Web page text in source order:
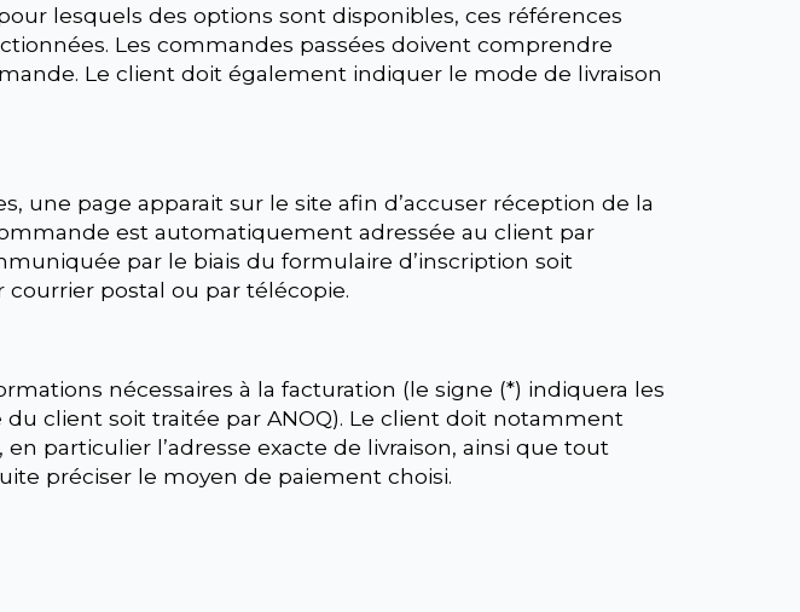
lesquels des options sont disponibles, ces références
Les commandes passées doivent comprendre
Le client doit également indiquer le mode de livraison
une page apparait sur le site afin d’accuser réception de la
est automatiquement adressée au client par
par le biais du formulaire d’inscription soit
postal ou par télécopie.
nécessaires à la facturation (le signe (*) indiquera les
client soit traitée par ANOQ). Le client doit notamment
particulier l’adresse exacte de livraison, ainsi que tout
préciser le moyen de paiement choisi.